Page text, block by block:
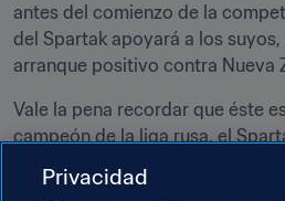
antes del comienzo de la
del Spartak apoyará a los
arranque positivo contra Nueva
Vale la pena recordar que éste
campeón de la liga rusa, el
vez en 16 años. Por
Privacidad